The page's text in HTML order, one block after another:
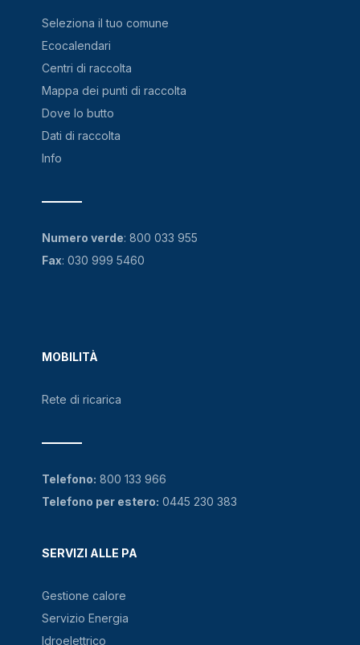
Seleziona il tuo comune
Ecocalendari
Centri di raccolta
Mappa dei punti di raccolta
Dove lo butto
Dati di raccolta
Info
MOBILITÀ
Rete di ricarica
SERVIZI ALLE PA
Gestione calore
Servizio Energia
Idroelettrico
Numero verde: 800 033 955
Fax: 030 999 5460
Telefono: 800 133 966
Telefono per estero: 0445 230 383